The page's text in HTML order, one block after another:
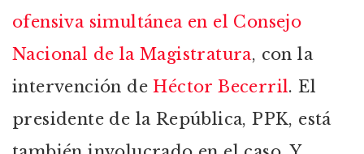
ofensiva simultánea en el Consejo
Nacional de la Magistratura, con la
intervención deHéctor Becerril. El
presidente de la República, PPK, está